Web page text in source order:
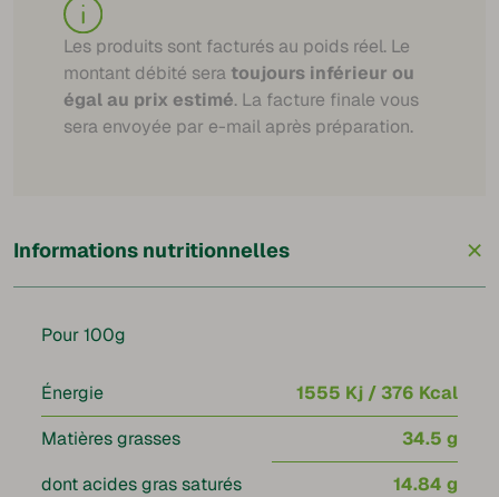
à
54,80 €
Les produits sont facturés au poids réel. Le
montant débité sera toujours inférieur ou
égal au prix estimé. La facture finale vous
sera envoyée par e-mail après préparation.
Informations nutritionnelles +
Pour 100g
Énergie
1555 Kj / 376 Kcal
Matières grasses
34.5 g
dont acides gras saturés
14.84 g